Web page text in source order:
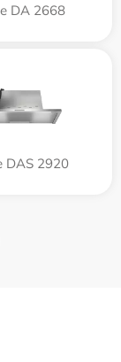
DA 2668
DAS 2920